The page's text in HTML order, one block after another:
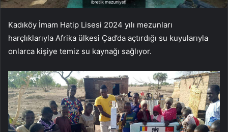
Kadıköy İmam Hatip Lisesi 2024 yılı mezunları
harçlıklarıyla Afrika ülkesi Çad’da açtırdığı su kuyularıyla
onlarca kişiye temiz su kaynağı sağlıyor.